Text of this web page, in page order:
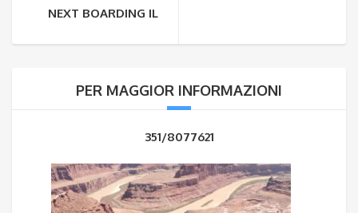
NEXT BOARDING IL TUO BLOG DI VIAGGI
PER MAGGIOR INFORMAZIONI
351/8077621